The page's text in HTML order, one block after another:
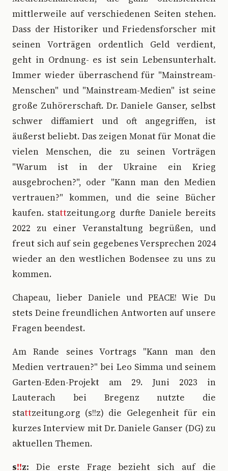
mittlerweile auf verschiedenen Seiten stehen.
Dass der Historiker und Friedensforscher mit
seinen Vorträgen ordentlich Geld verdient,
geht in Ordnung- es ist sein Lebensunterhalt.
Immer wieder überraschend für "Mainstream-
Menschen" und "Mainstream-Medien" ist seine
große Zuhörerschaft. Dr. Daniele Ganser, selbst
schwer diffamiert und oft angegriffen, ist
äußerst beliebt. Das zeigen Monat für Monat die
vielen Menschen, die zu seinen Vorträgen
"Warum ist in der Ukraine ein Krieg
ausgebrochen?", oder "Kann man den Medien
vertrauen?" kommen, und die seine Bücher
kaufen. stattzeitung.org durfte Daniele bereits
2022 zu einer Veranstaltung begrüßen, und
freut sich auf sein gegebenes Versprechen 2024
wieder an den westlichen Bodensee zu uns zu
kommen.
Chapeau, lieber Daniele und PEACE! Wie Du
stets Deine freundlichen Antworten auf unsere
Fragen beendest.
Am Rande seines Vortrags "Kann man den
Medien vertrauen?" bei Leo Simma und seinem
Garten-Eden-Projekt am 29. Juni 2023 in
Lauterach bei Bregenz nutzte die
stattzeitung.org (s!!z) die Gelegenheit für ein
kurzes Interview mit Dr. Daniele Ganser (DG) zu
aktuellen Themen.
s!!z: Die erste Frage bezieht sich auf die